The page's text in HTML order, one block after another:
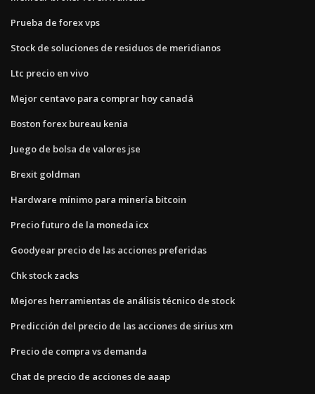
Prueba de forex vps
Stock de soluciones de residuos de meridianos
Ltc precio en vivo
Mejor centavo para comprar hoy canadá
Boston forex bureau kenia
Juego de bolsa de valores jse
Brexit goldman
Hardware mínimo para minería bitcoin
Precio futuro de la moneda icx
Goodyear precio de las acciones preferidas
Chk stock zacks
Mejores herramientas de análisis técnico de stock
Predicción del precio de las acciones de sirius xm
Precio de compra vs demanda
Chat de precio de acciones de aaap